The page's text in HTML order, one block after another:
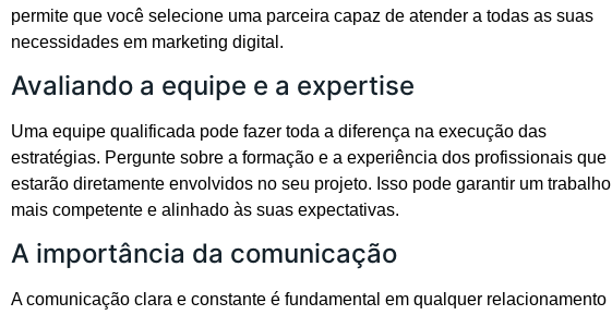
permite que você selecione uma parceira capaz de atender a todas as suas
necessidades em marketing digital.
Avaliando a equipe e a expertise
Uma equipe qualificada pode fazer toda a diferença na execução das
estratégias. Pergunte sobre a formação e a experiência dos profissionais que
estarão diretamente envolvidos no seu projeto. Isso pode garantir um trabalho
mais competente e alinhado às suas expectativas.
A importância da comunicação
A comunicação clara e constante é fundamental em qualquer relacionamento